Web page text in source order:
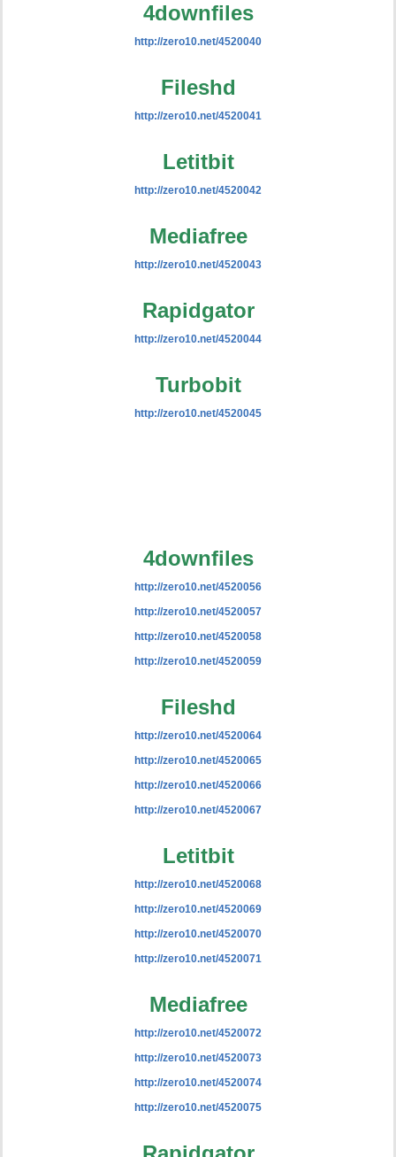
4downfiles
http://zero10.net/4520040
Fileshd
http://zero10.net/4520041
Letitbit
http://zero10.net/4520042
Mediafree
http://zero10.net/4520043
Rapidgator
http://zero10.net/4520044
Turbobit
http://zero10.net/4520045
4downfiles
http://zero10.net/4520056
http://zero10.net/4520057
http://zero10.net/4520058
http://zero10.net/4520059
Fileshd
http://zero10.net/4520064
http://zero10.net/4520065
http://zero10.net/4520066
http://zero10.net/4520067
Letitbit
http://zero10.net/4520068
http://zero10.net/4520069
http://zero10.net/4520070
http://zero10.net/4520071
Mediafree
http://zero10.net/4520072
http://zero10.net/4520073
http://zero10.net/4520074
http://zero10.net/4520075